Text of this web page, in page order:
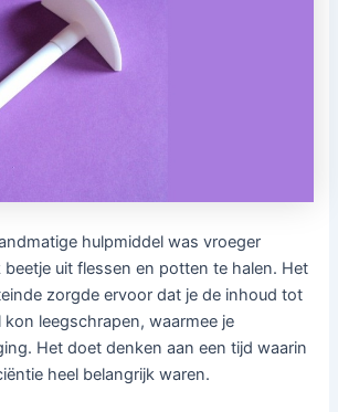
hulpmiddel was vroeger
uit flessen en potten te halen. Het
zorgde ervoor dat je de inhoud tot
leegschrapen, waarmee je
Het doet denken aan een tijd waarin
heel belangrijk waren.